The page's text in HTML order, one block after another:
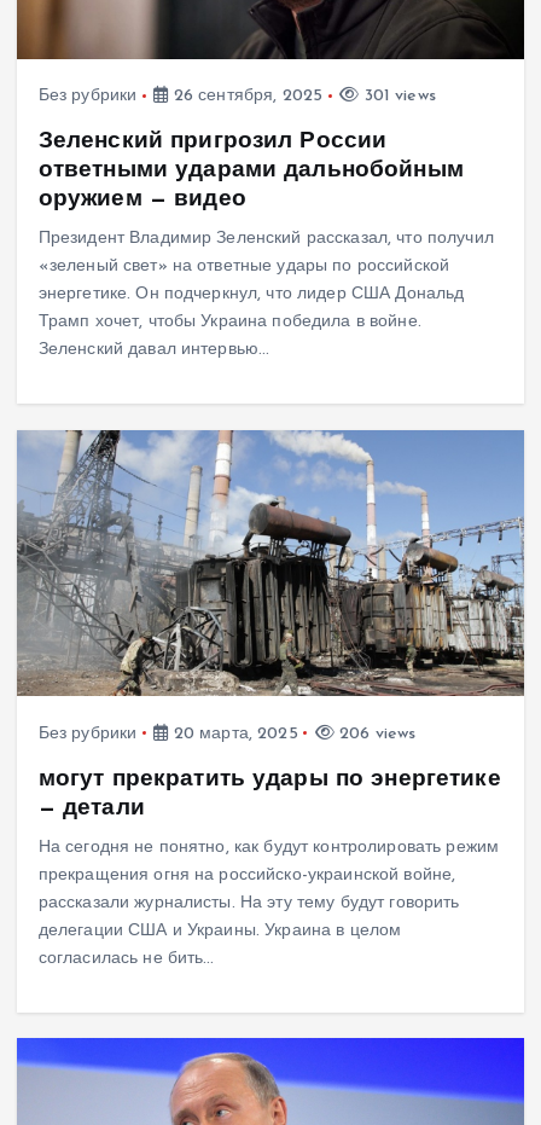
Без рубрики 26 сентября, 2025 301 views
Зеленский пригрозил России
ответными ударами дальнобойным
оружием — видео
Президент Владимир Зеленский рассказал, что получил
«зеленый свет» на ответные удары по российской
энергетике. Он подчеркнул, что лидер США Дональд
Трамп хочет, чтобы Украина победила в войне.
Зеленский давал интервью…
Без рубрики 20 марта, 2025 206 views
могут прекратить удары по энергетике
— детали
На сегодня не понятно, как будут контролировать режим
прекращения огня на российско-украинской войне,
рассказали журналисты. На эту тему будут говорить
делегации США и Украины. Украина в целом
согласилась не бить…